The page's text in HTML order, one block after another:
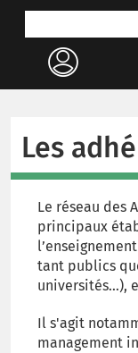
Les
Le réseau des
principaux
tant publics
universités…),
Il s'agit
management